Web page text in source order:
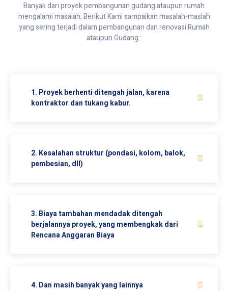
Banyak dari proyek pembangunan gudang ataupun rumah
mengalami masalah, Berikut Kami sampaikan masalah-maslah
yang sering terjadi dalam pembangunan dan renovasi Rumah
ataupun Gudang :
1. Proyek berhenti ditengah jalan, karena
kontraktor dan tukang kabur.
2. Kesalahan struktur (pondasi, kolom, balok,
pembesian, dll)
3. Biaya tambahan mendadak ditengah
berjalannya proyek, yang membengkak dari
Rencana Anggaran Biaya
4. Dan masih banyak yang lainnya